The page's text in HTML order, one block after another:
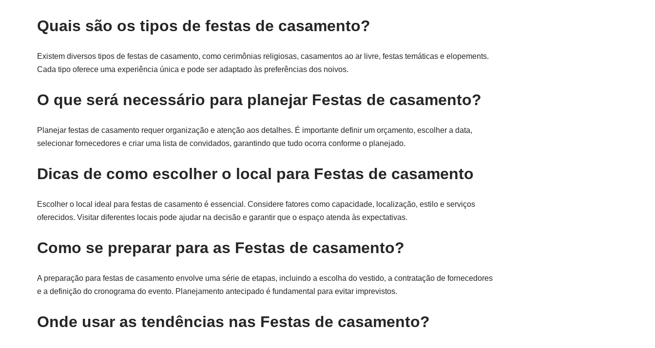
Quais são os tipos de festas de casamento?
Existem diversos tipos de festas de casamento, como cerimônias religiosas, casamentos ao ar livre, festas temáticas e elopements.
Cada tipo oferece uma experiência única e pode ser adaptado às preferências dos noivos.
O que será necessário para planejar Festas de casamento?
Planejar festas de casamento requer organização e atenção aos detalhes. É importante definir um orçamento, escolher a data,
selecionar fornecedores e criar uma lista de convidados, garantindo que tudo ocorra conforme o planejado.
Dicas de como escolher o local para Festas de casamento
Escolher o local ideal para festas de casamento é essencial. Considere fatores como capacidade, localização, estilo e serviços
oferecidos. Visitar diferentes locais pode ajudar na decisão e garantir que o espaço atenda às expectativas.
Como se preparar para as Festas de casamento?
A preparação para festas de casamento envolve uma série de etapas, incluindo a escolha do vestido, a contratação de fornecedores
e a definição do cronograma do evento. Planejamento antecipado é fundamental para evitar imprevistos.
Onde usar as tendências nas Festas de casamento?